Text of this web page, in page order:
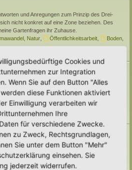
und Anregungen zum Prinzip des Drei-
nicht konkret auf eine Zone beziehen. Des
Gartenfragen ihr Zuhause.
Natur, Öffentlichkeitsarbeit, Boden,
Biotope
sowie Wald-Themen, Sumpfzonen, Wasserzonen,
Areale, usw.
, Pyramiden , Teiche & Wasserstellen
& Laubhaufen, Totholz, Käferkeller
Lebensräume
Archiv
Pufferzone in einem Hortus betrifft. Frage,
Her damit!
Cookies und
zur Integration
Wenn Sie auf den Button "Alles
diese Funktionen aktiviert
Einwilligung verarbeiten wir
Ihre
für verschiedene Zwecke.
zu Zweck, Rechtsgrundlagen,
Sie unter dem Button "Mehr"
einsehen. Sie
jederzeit widerrufen.